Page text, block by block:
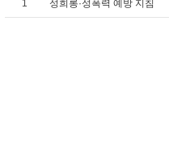
1 성희롱·성폭력 예방 지침